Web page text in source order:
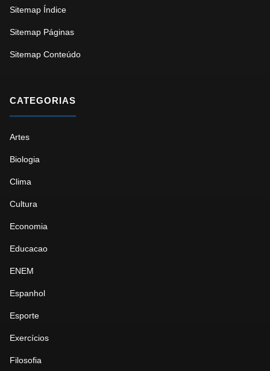
Sitemap Índice
Sitemap Páginas
Sitemap Conteúdo
CATEGORIAS
Artes
Biologia
Clima
Cultura
Economia
Educacao
ENEM
Espanhol
Esporte
Exercícios
Filosofia